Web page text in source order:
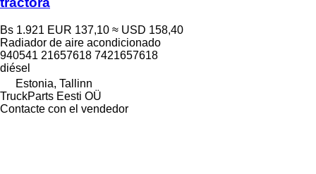
Bs 1.921 EUR 137,10 ≈ USD 158,40
Radiador de aire acondicionado
940541 21657618 7421657618
diésel
Estonia, Tallinn
TruckParts Eesti OÜ
Contacte con el vendedor